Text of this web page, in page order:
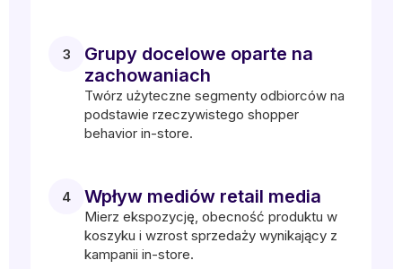
3
Grupy docelowe oparte na
zachowaniach
Twórz użyteczne segmenty odbiorców na
podstawie rzeczywistego shopper
behavior in-store.
4 Wpływ mediów retail media
Mierz ekspozycję, obecność produktu w
koszyku i wzrost sprzedaży wynikający z
kampanii in-store.